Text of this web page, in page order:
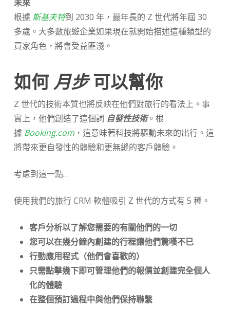
未來
根據 斯基夫特到 2030 年，最年長的 Z 世代將年屆 30
多歲。大多數旅遊企業如果現在就開始描述這種類型的
買家角色，將會受益匪淺。
如何月步可以幫你
Z 世代的技術本質也將反映在他們對旅行的看法上。事
實上，他們創造了這個詞 自發性技術。根
據 Booking.com，這意味著科技將驅動未來的出行。這
將帶來更自發性的體驗和更無縫的客戶體驗。
考慮到這一點…
使用我們的旅行 CRM 軟體吸引 Z 世代的方式有 5 種。
客戶分析以了解您需要的有關他們的一切
您可以在幾分鐘內創建的行程讓他們驚嘆不已
行動應用程式（他們會喜歡的）
只需點擊幾下即可管理他們的報價並創建完全個人
化的體驗
在整個預訂過程中與他們保持聯繫